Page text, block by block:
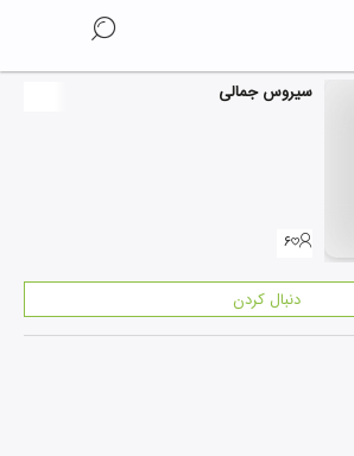
سیروس جمالی
۶
دنبال کردن